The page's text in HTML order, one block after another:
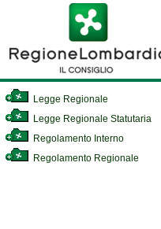
Legge Regionale
Legge Regionale Statutaria
Regolamento Interno
Regolamento Regionale